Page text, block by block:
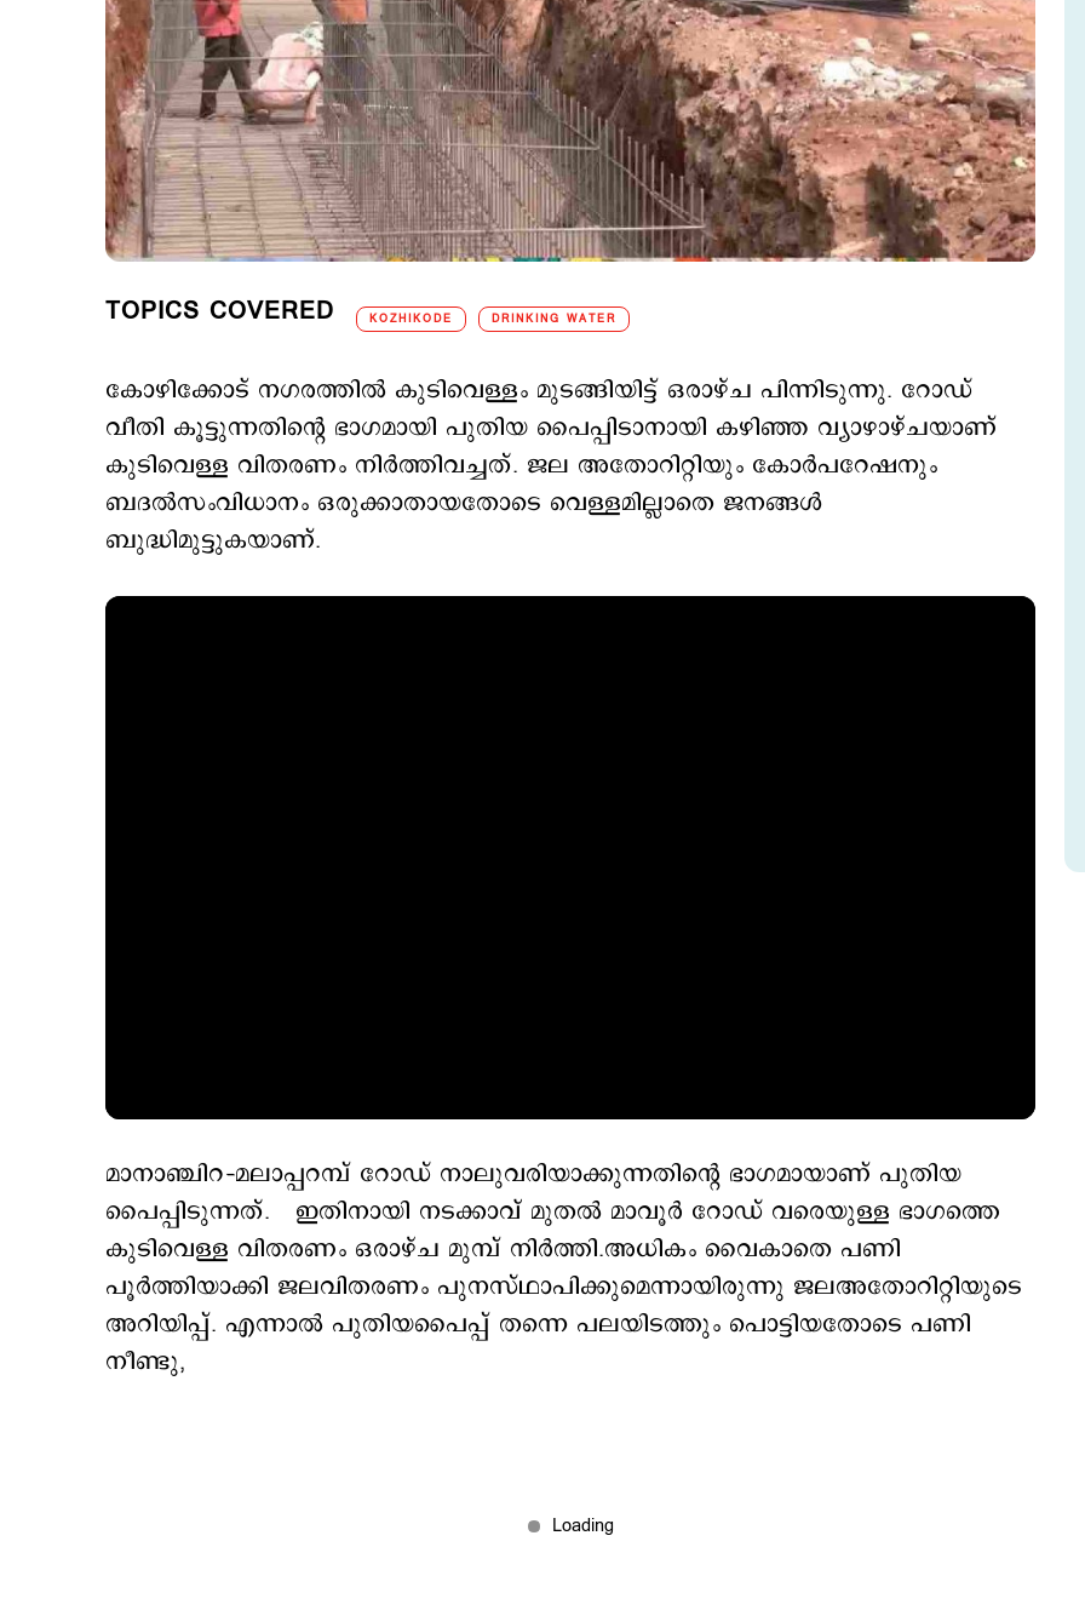
TOPICS COVERED KOZHIKODE DRINKING WATER
കോഴിക്കോട് നഗരത്തില്‍ കുടിവെള്ളം മുടങ്ങിയിട്ട് ഒരാഴ്ച പിന്നിടുന്നു. റോഡ്
വീതി കൂട്ടുന്നതിന്‍റെ ഭാഗമായി പുതിയ പൈപ്പിടാനായി കഴിഞ്ഞ വ്യാഴാഴ്ചയാണ്
കുടിവെള്ള വിതരണം നിര്‍ത്തിവച്ചത്. ജല അതോറിറ്റിയും കോര്‍പറേഷനും
ബദല്‍സംവിധാനം ഒരുക്കാതായതോടെ വെള്ളമില്ലാതെ ജനങ്ങള്‍
ബുദ്ധിമുട്ടുകയാണ്.
മാനാഞ്ചിറ–മലാപ്പറമ്പ് റോഡ് നാലുവരിയാക്കുന്നതിന്‍റെ ഭാഗമായാണ് പുതിയ
പൈപ്പിടുന്നത്. ഇതിനായി നടക്കാവ് മുതല്‍ മാവൂര്‍ റോഡ് വരെയുള്ള ഭാഗത്തെ
കുടിവെള്ള വിതരണം ഒരാഴ്ച മുമ്പ് നിര്‍ത്തി.അധികം വൈകാതെ പണി
പൂര്‍ത്തിയാക്കി ജലവിതരണം പുനസ്ഥാപിക്കുമെന്നായിരുന്നു ജലഅതോറിറ്റിയുടെ
അറിയിപ്പ്. എന്നാല്‍ പുതിയപൈപ്പ് തന്നെ പലയിടത്തും പൊട്ടിയതോടെ പണി
നീണ്ടു,